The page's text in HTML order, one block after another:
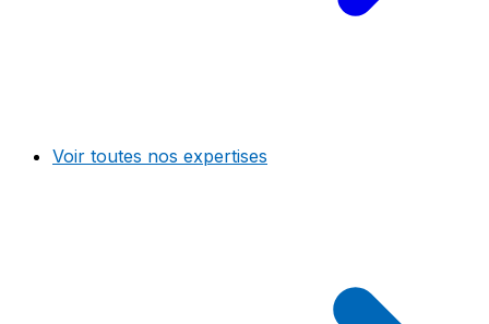
Voir toutes nos expertises